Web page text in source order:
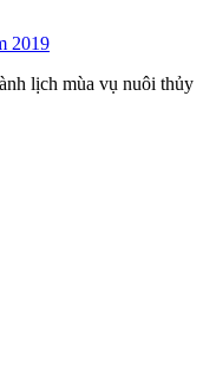
2019
lịch mùa vụ nuôi thủy